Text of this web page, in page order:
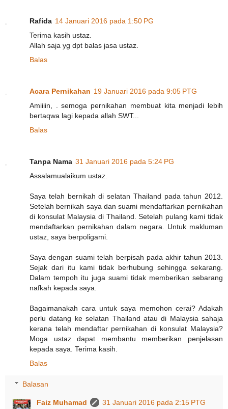
Rafida 14 Januari 2016 pada 1:50 PG
Terima kasih ustaz.
Allah saja yg dpt balas jasa ustaz.
Balas
Acara Pernikahan 19 Januari 2016 pada 9:05 PTG
Amiiiin, . semoga pernikahan membuat kita menjadi lebih
bertaqwa lagi kepada allah SWT...
Balas
Tanpa Nama 31 Januari 2016 pada 5:24 PG
Assalamualaikum ustaz.
Saya telah bernikah di selatan Thailand pada tahun 2012.
Setelah bernikah saya dan suami mendaftarkan pernikahan
di konsulat Malaysia di Thailand. Setelah pulang kami tidak
mendaftarkan pernikahan dalam negara. Untuk makluman
ustaz, saya berpoligami.
Saya dengan suami telah berpisah pada akhir tahun 2013.
Sejak dari itu kami tidak berhubung sehingga sekarang.
Dalam tempoh itu juga suami tidak memberikan sebarang
nafkah kepada saya.
Bagaimanakah cara untuk saya memohon cerai? Adakah
perlu datang ke selatan Thailand atau di Malaysia sahaja
kerana telah mendaftar pernikahan di konsulat Malaysia?
Moga ustaz dapat membantu memberikan penjelasan
kepada saya. Terima kasih.
Balas
Balasan
Faiz Muhamad
31 Januari 2016 pada 2:15 PTG